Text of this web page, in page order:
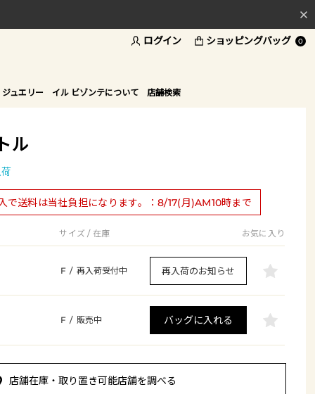
ログイン ショッピングバッグ 0
ュエリー イル ビゾンテについて 店舗検索
ル
で送料は当社負担になります。：8/17(月)AM10時まで
サイズ / 在庫 お気に入り
F / 再入荷受付中 再入荷のお知らせ
F / 販売中 バッグに入れる
店舗在庫・取り置き可能店舗を調べる